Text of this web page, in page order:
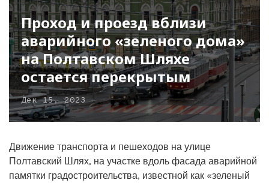
Проход и проезд вблизи
аварийного «зеленого дома»
на Полтавском Шляхе
остается перекрытым
Дек 15, 2023
Движение транспорта и пешеходов на улице
Полтавский Шлях, на участке вдоль фасада аварийной
памятки градостроительства, известной как «зеленый